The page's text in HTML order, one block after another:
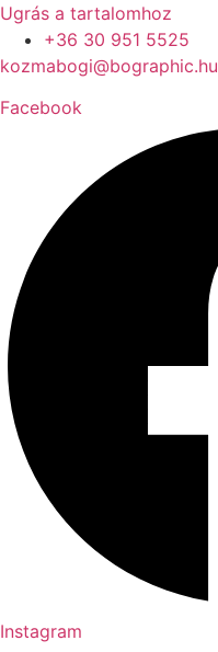
Ugrás a tartalomhoz
+36 30 951 5525
kozmabogi@bographic.hu
Facebook
Instagram